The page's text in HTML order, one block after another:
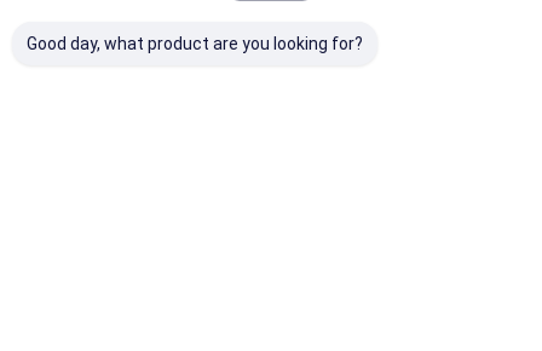
Good day, what product are you looking for?